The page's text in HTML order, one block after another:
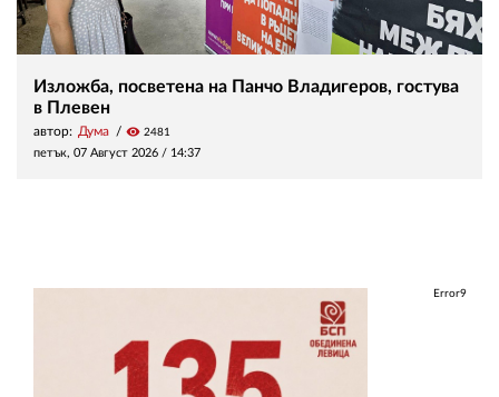
Изложба, посветена на Панчо Владигеров, гостува
в Плевен
автор: Дума visibility 2481
петък, 07 Август 2026 / 14:37
Error9